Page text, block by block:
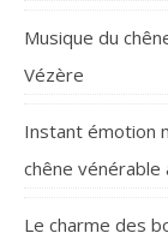
Musique du
Vézère
Instant émotion
chêne
Le charme des